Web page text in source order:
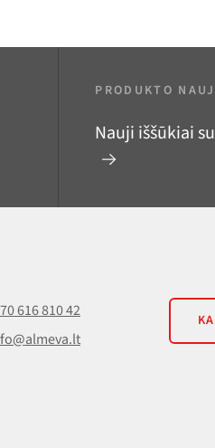
PRODUKTO
Nauji iššūkiai
616 810 42